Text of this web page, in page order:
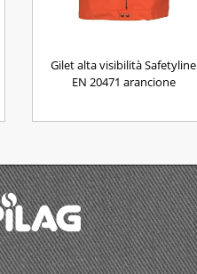
Gilet alta visibilità Safetyline
EN 20471 arancione